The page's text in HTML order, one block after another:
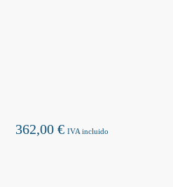
362,00 € IVA incluido